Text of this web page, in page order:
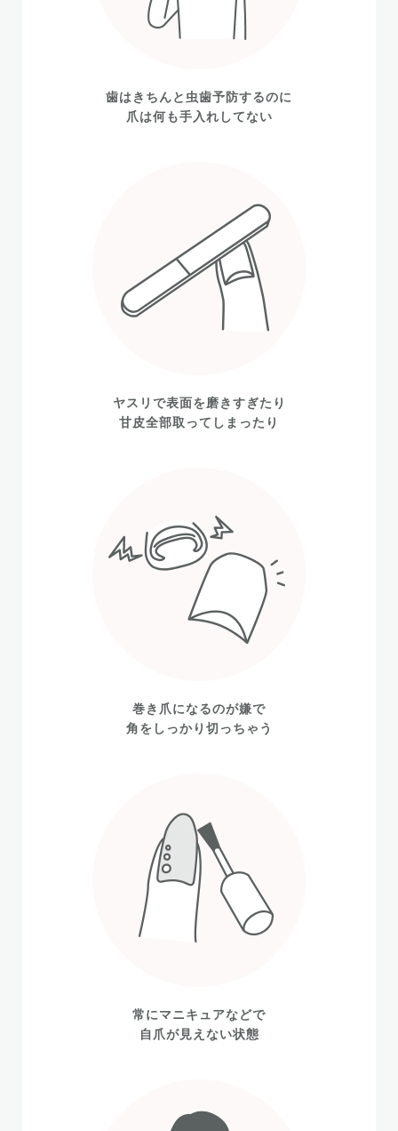
歯はきちんと虫歯予防するのに
爪は何も手入れしてない
ヤスリで表面を磨きすぎたり
甘皮全部取ってしまったり
巻き爪になるのが嫌で
角をしっかり切っちゃう
常にマニキュアなどで
自爪が見えない状態